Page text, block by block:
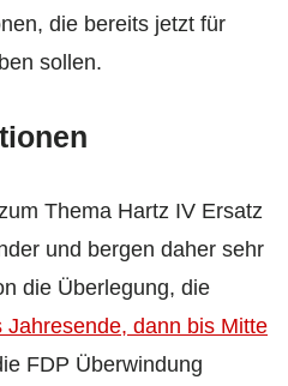
die bereits jetzt für
sollen.
Thema Hartz IV Ersatz
und bergen daher sehr
die Überlegung, die
dann bis Mitte
FDP Überwindung